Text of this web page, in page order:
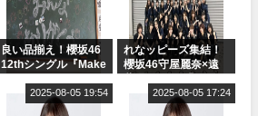
良い品揃え！櫻坂46
12thシングル『Make
ャルグッズ絶賛販売
れなッピーズ集結！
櫻坂46守屋麗奈×遠
ット！」水曜スタジ
オ出演決定
2025-08-05 19:54 2025-08-05 17:24